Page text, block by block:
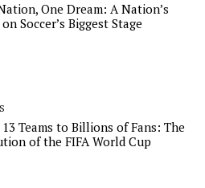
One Dream: A Nation’s
Soccer’s Biggest Stage
Teams to Billions of Fans: The
of the FIFA World Cup